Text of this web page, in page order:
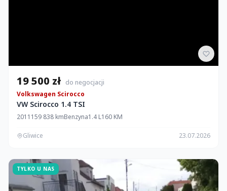
19 500 zł do negocjacji
Volkswagen Scirocco
VW Scirocco 1.4 TSI
2011 159 838 kmBenzyna1.4 L160 KM
Gliwice 23.07.2026
TYLKO U NAS